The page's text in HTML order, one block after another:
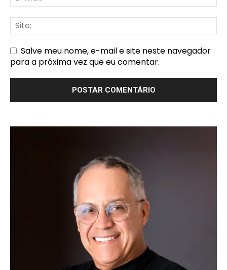
Salve meu nome, e-mail e site neste navegador
para a próxima vez que eu comentar.